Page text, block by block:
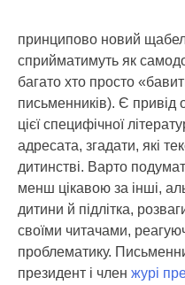
принципово новий
сприйматимуть як
багато хто просто
письменників). Є привід
цієї специфічної
адресата, згадати, які
дитинстві. Варто
менш цікавою за інші,
дитини й підлітка,
своїми читачами,
проблематику.
президент і член журі